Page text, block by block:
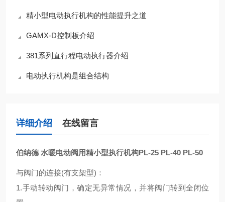
精小型电动执行机构的性能提升之道
GAMX-D控制板介绍
381系列直行程电动执行器介绍
电动执行机构是组合结构
详细介绍 在线留言
伯纳德 水暖电动阀用精小型执行机构PL-25 PL-40 PL-50
与阀门的连接(有支架型)：
1.手动转动阀门，确定无异常情况，并将阀门转到全闭位